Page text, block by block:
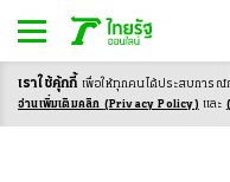
เราใช้คุ้กกี้ เพื่อให้ทุกคนได้ประสบการณ์
อ่านเพิ่มเติมคลิก (Privacy Policy) และ